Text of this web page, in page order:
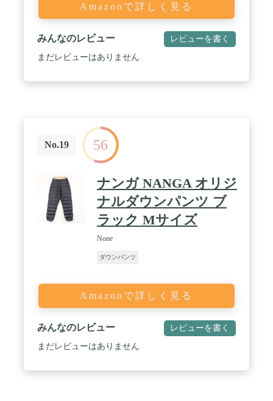
Amazonで詳しく見る
みんなのレビュー レビューを書く
まだレビューはありません
No.19 56
ナンガ NANGA オリジ
ナルダウンパンツ ブ
ラック Mサイズ
None
ダウンパンツ
Amazonで詳しく見る
みんなのレビュー レビューを書く
まだレビューはありません